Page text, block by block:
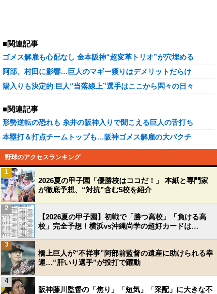
■関連記事
ゴメス解雇も心配なし 金本阪神“超変革トリオ”が穴埋める
阿部、村田に影響…巨人のマギー獲りはデメリットだらけ
陽入りも決定的 巨人“当落線上”選手はここから悶々の日々
■関連記事
形勢逆転の恐れも 糸井の阪神入りで聞こえる巨人の舌打ち
本塁打＆打点チームトップも…阪神ゴメス解雇の大バクチ
野球のアクセスランキング
2026夏の甲子園「優勝校はココだ！」 本紙と専門家
が徹底予想、“対抗”含む5校を紹介
1
【2026夏の甲子園】初戦で「勝つ高校」「負ける高
校」完全予想！横浜vs沖縄尚学の超好カードは…
2
橋上巨人が“不祥事”阿部前監督の遺産に助けられる幸
運…“肝いり選手”が投打で躍動
3
阪神藤川監督の「焦り」「短気」「采配」に大きな不
4